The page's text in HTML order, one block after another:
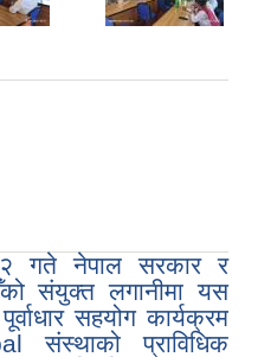
गते नेपाल सरकार र
संयुक्त लगानीमा यस
सहयोग कार्यक्रम
संस्थाको प्राविधिक